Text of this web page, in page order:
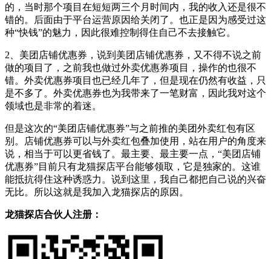
的，当时那个项目在短短两三个月时间内，我的收入还是很不
错的。后面由于平台运营原因给关闭了。也正是因为感受过这
种“快钱”的魅力，因此很难控制得住自己不去接触它。
2、美团店铺优惠券，说到美团店铺优惠券，又不得不说之前
做的项目了，之前我也做过外卖优惠券项目，操作的也很不
错。外卖优惠券项目也已经几年了，但是现在仍然有收益，只
是不多了。外卖优惠券也为我带来了一笔财富，因此我对这个
领域也是非常的着迷。
但是这次的“美团店铺优惠券”与之前推的美团外卖红包有区
别。店铺优惠券可以与外卖红包叠加使用，站在用户的角度来
说，相当于可以更省钱了。最主要、最主要一点，“美团店铺
优惠券”目前只有龙猫探店平台能够领取，它是独家的。这谁
能抵抗得住这种诱惑力。说到这里，我自己都把自己说的兴奋
无比。所以这就是我加入龙猫探店的原因。
龙猫探店合伙人注册：